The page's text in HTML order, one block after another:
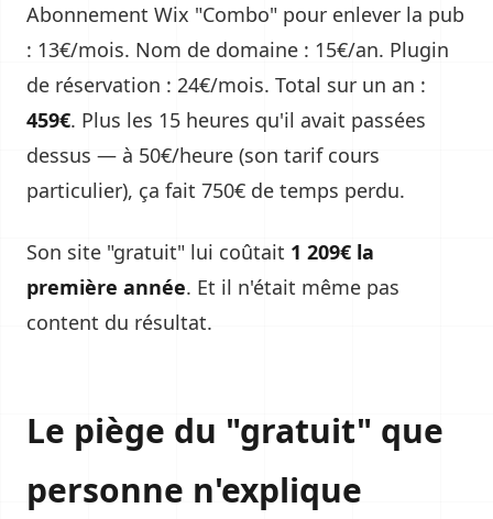
Abonnement Wix "Combo" pour enlever la pub
: 13€/mois. Nom de domaine : 15€/an. Plugin
de réservation : 24€/mois. Total sur un an :
459€. Plus les 15 heures qu'il avait passées
dessus — à 50€/heure (son tarif cours
particulier), ça fait 750€ de temps perdu.
Son site "gratuit" lui coûtait 1 209€ la
première année. Et il n'était même pas
content du résultat.
Le piège du "gratuit" que
personne n'explique